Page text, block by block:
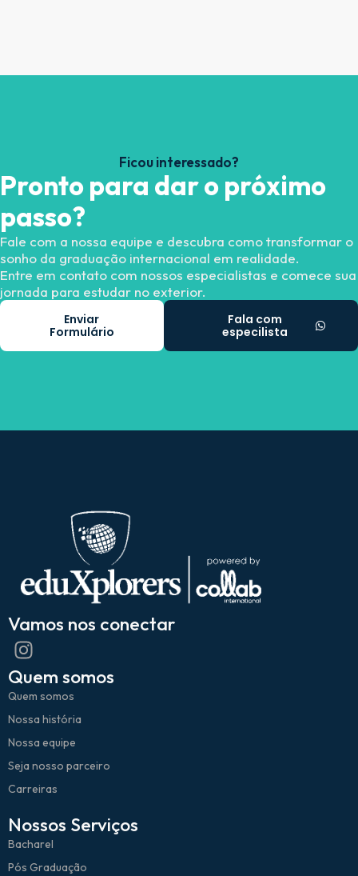
Ficou interessado?
Pronto para dar o próximo
passo?
Fale com a nossa equipe e descubra como transformar o
sonho da graduação internacional em realidade.
Entre em contato com nossos especialistas e comece sua
jornada para estudar no exterior.
Enviar
Formulário
Fala com
especilista
Vamos nos conectar
Quem somos
Quem somos
Nossa história
Nossa equipe
Seja nosso parceiro
Carreiras
Nossos Serviços
Bacharel
Pós Graduação